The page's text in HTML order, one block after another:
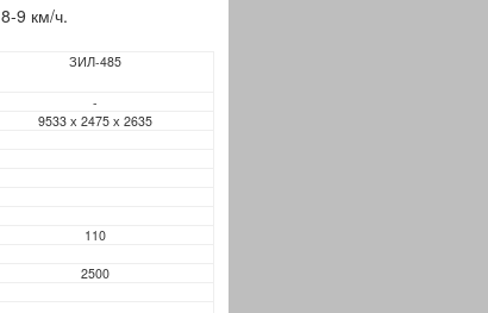
9 км/ч.
ЗИЛ-485
-
9533 х 2475 х 2635
110
2500